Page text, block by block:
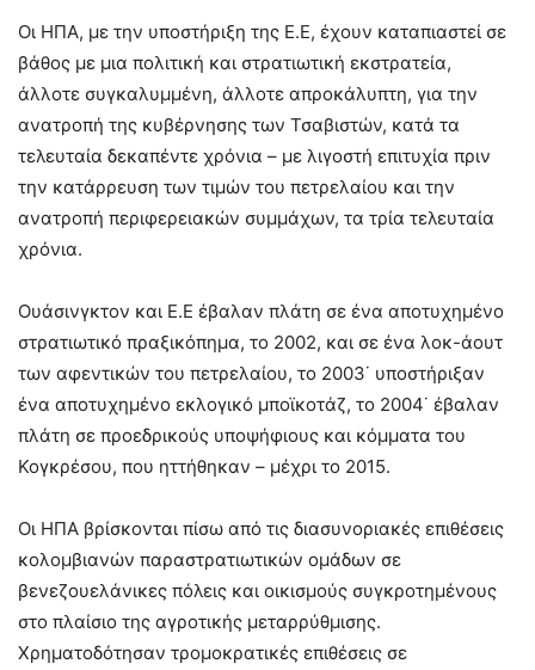
Οι ΗΠΑ, με την υποστήριξη της Ε.Ε, έχουν καταπιαστεί σε
βάθος με μια πολιτική και στρατιωτική εκστρατεία,
άλλοτε συγκαλυμμένη, άλλοτε απροκάλυπτη, για την
ανατροπή της κυβέρνησης των Τσαβιστών, κατά τα
τελευταία δεκαπέντε χρόνια – με λιγοστή επιτυχία πριν
την κατάρρευση των τιμών του πετρελαίου και την
ανατροπή περιφερειακών συμμάχων, τα τρία τελευταία
χρόνια.
Ουάσινγκτον και Ε.Ε έβαλαν πλάτη σε ένα αποτυχημένο
στρατιωτικό πραξικόπημα, το 2002, και σε ένα λοκ-άουτ
των αφεντικών του πετρελαίου, το 2003˙ υποστήριξαν
ένα αποτυχημένο εκλογικό μποϊκοτάζ, το 2004˙ έβαλαν
πλάτη σε προεδρικούς υποψήφιους και κόμματα του
Κογκρέσου, που ηττήθηκαν – μέχρι το 2015.
Οι ΗΠΑ βρίσκονται πίσω από τις διασυνοριακές επιθέσεις
κολομβιανών παραστρατιωτικών ομάδων σε
βενεζουελάνικες πόλεις και οικισμούς συγκροτημένους
στο πλαίσιο της αγροτικής μεταρρύθμισης.
Χρηματοδότησαν τρομοκρατικές επιθέσεις σε